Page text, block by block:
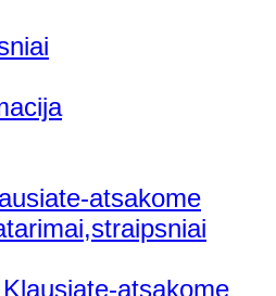
atsakome
atsakome